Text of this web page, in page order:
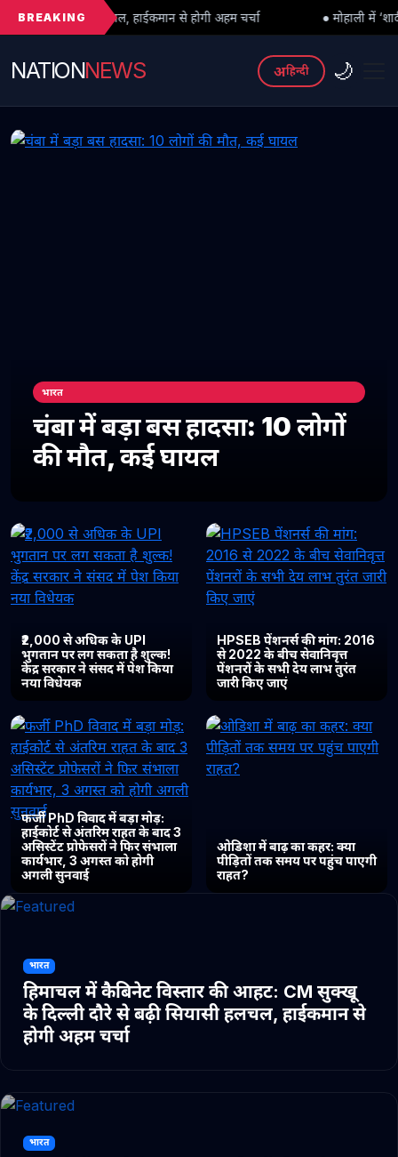
BREAKING
हाईकमान से होगी अहम चर्चा ● मोहाली में ‘शादी के नाम पर लड़कियों
NATIONNEWS अहिन्दी 🌙
भारत
चंबा में बड़ा बस हादसा: 10 लोगों
की मौत, कई घायल
₹2,000 से अधिक के UPI
भुगतान पर लग सकता है शुल्क!
केंद्र सरकार ने संसद में पेश किया
नया विधेयक
HPSEB पेंशनर्स की मांग: 2016
से 2022 के बीच सेवानिवृत्त
पेंशनरों के सभी देय लाभ तुरंत
जारी किए जाएं
फर्जी PhD विवाद में बड़ा मोड़:
हाईकोर्ट से अंतरिम राहत के बाद 3
असिस्टेंट प्रोफेसरों ने फिर संभाला
कार्यभार, 3 अगस्त को होगी
अगली सुनवाई
ओडिशा में बाढ़ का कहर: क्या
पीड़ितों तक समय पर पहुंच पाएगी
राहत?
भारत
हिमाचल में कैबिनेट विस्तार की आहट: CM सुक्खू
के दिल्ली दौरे से बढ़ी सियासी हलचल, हाईकमान से
होगी अहम चर्चा
भारत